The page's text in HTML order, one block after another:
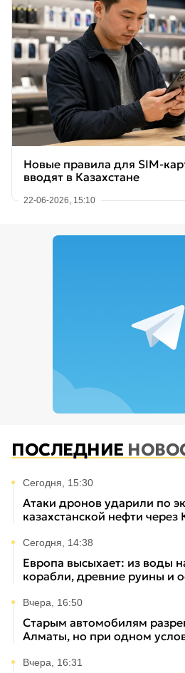
Новые правила для SIM-
вводят в Казахстане
22-06-2026, 15:10
ПОСЛЕДНИЕ
Сегодня, 15:30
Атаки дронов ударили по
казахстанской нефти через
Сегодня, 14:38
Европа высыхает: из воды
корабли, древние руины и
Вчера, 16:50
Старым автомобилям
Алматы, но при одном
Вчера, 16:31